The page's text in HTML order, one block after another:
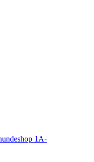
1A-